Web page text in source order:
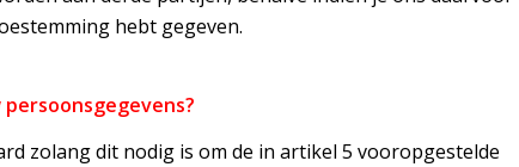
hebt gegeven.
zolang dit nodig is om de in artikel 5 vooropgestelde